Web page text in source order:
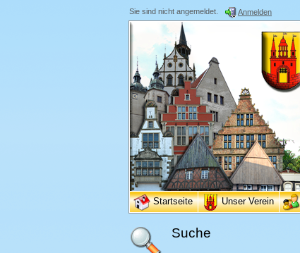
Sie sind nicht angemeldet. Anmelden
Startseite Unser Verein
Suche